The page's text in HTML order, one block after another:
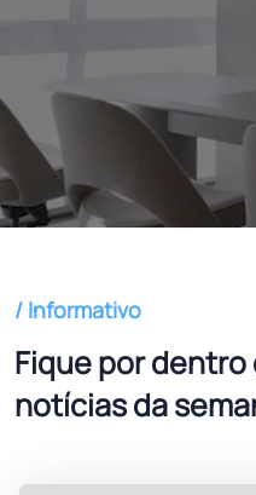
/ Informativo
Fique por
notícias da